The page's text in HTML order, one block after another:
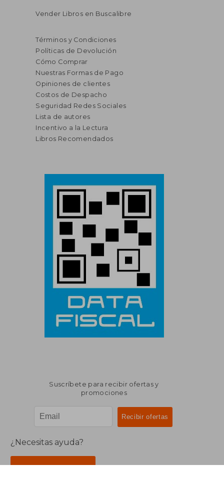
Vender Libros en Buscalibre
Términos y Condiciones
Políticas de Devolución
Cómo Comprar
Nuestras Formas de Pago
Opiniones de clientes
Costos de Despacho
Seguridad Redes Sociales
Lista de autores
Incentivo a la Lectura
Libros Recomendados
Suscríbete para recibir ofertas y
promociones
¿Necesitas ayuda?